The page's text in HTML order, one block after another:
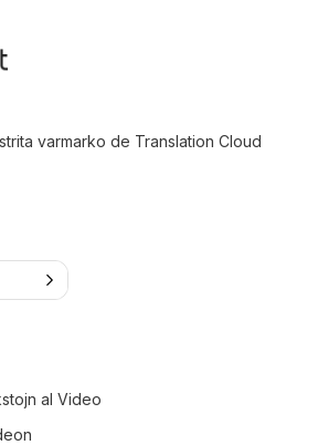
varmarko de Translation Cloud
al Video